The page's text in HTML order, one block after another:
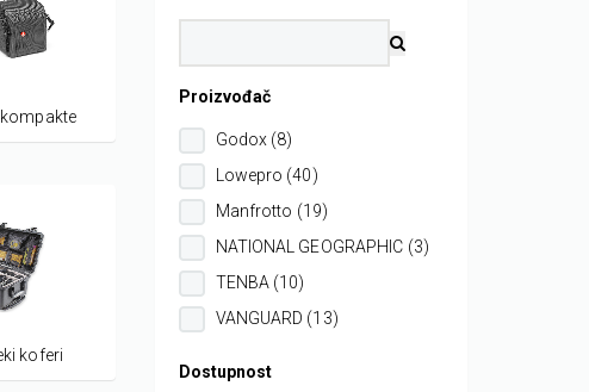
koferi
Proizvođač
Godox (8)
Lowepro (40)
Manfrotto (19)
NATIONAL GEOGRAPHIC (3)
TENBA (10)
VANGUARD (13)
Dostupnost